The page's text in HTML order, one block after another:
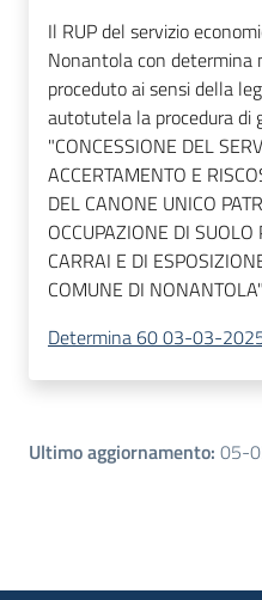
Il RUP del servizio
Nonantola con
proceduto ai sensi della
autotutela la procedura di
"CONCESSIONE DEL
ACCERTAMENTO E
DEL CANONE UNICO
OCCUPAZIONE DI
CARRAI E DI
COMUNE DI NONANTOLA"
Determina 60 03-03-
Ultimo aggiornamento: 05-